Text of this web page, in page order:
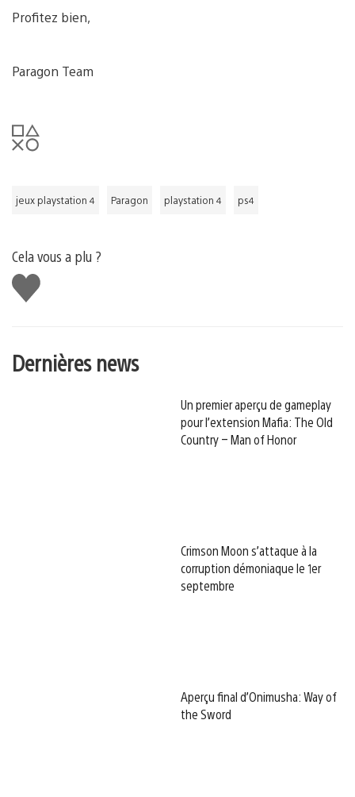
Profitez bien,
Paragon Team
jeux playstation 4 Paragon playstation 4 ps4
Cela vous a plu ?
J'aime
Dernières news
Un premier aperçu de gameplay
pour l’extension Mafia: The Old
Country – Man of Honor
Crimson Moon s’attaque à la
corruption démoniaque le 1er
septembre
Aperçu final d’Onimusha: Way of
the Sword